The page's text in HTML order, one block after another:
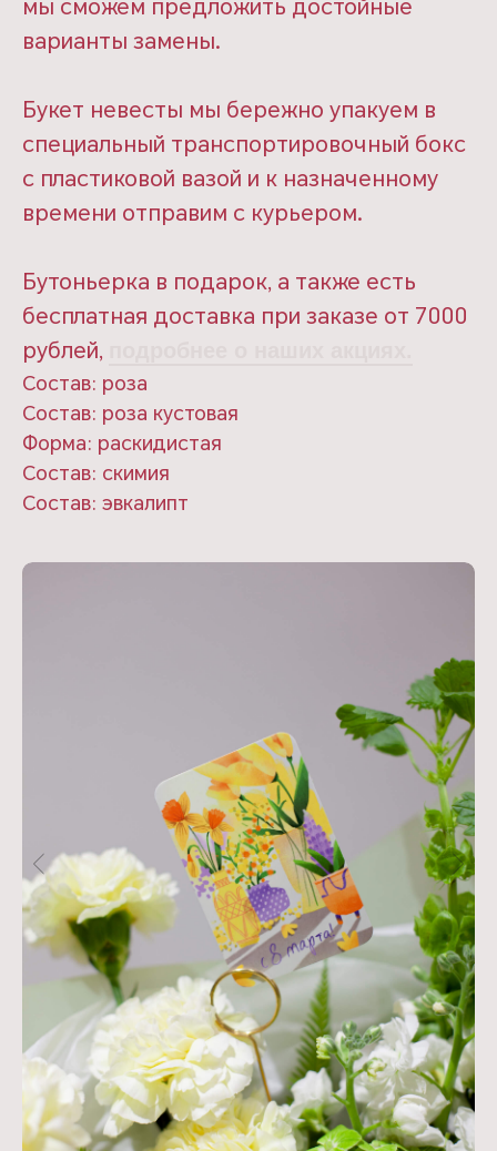
мы сможем предложить достойные
варианты замены.
Букет невесты мы бережно упакуем в
специальный транспортировочный бокс
с пластиковой вазой и к назначенному
времени отправим с курьером.
Бутоньерка в подарок, а также есть
бесплатная доставка при заказе от 7000
рублей,
Состав: роза
Состав: роза кустовая
Форма: раскидистая
Состав: скимия
Состав: эвкалипт